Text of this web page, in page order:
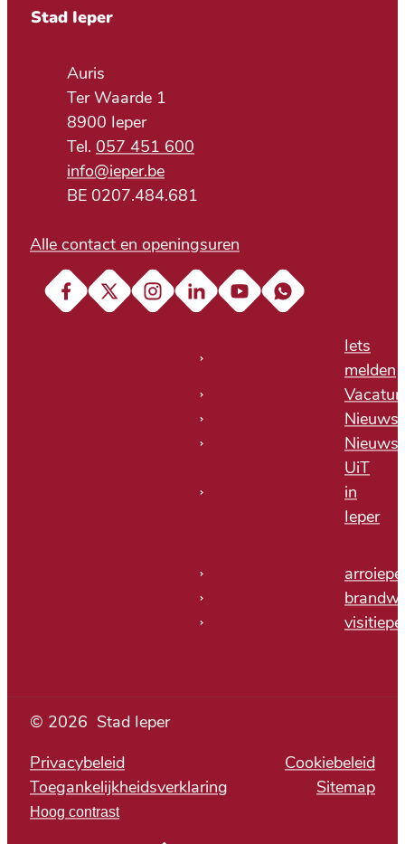
Contact & openingsuren
Stad Ieper
AdresAuris
Ter Waarde 1
,8900 Ieper
057 451 600
E-mailinfo@ieper.be
BTW nr.BE 0207.484.681
Alle contact en openingsuren
Iets
melden
Nieuws
UiT
in
Ieper
FacebookX (Twitter)InstagramLinkedInYouTubeSoundcloud
© 2026 Stad Ieper
Privacybeleid
Cookiebeleid
Toegankelijkheidsverklaring
Sitemap
Hoog contrast